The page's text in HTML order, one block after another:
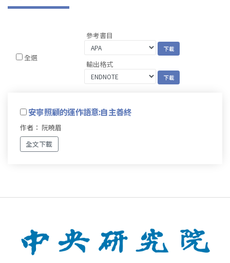
全選
參考書目
輸出格式
安寧照顧的運作語意:自主善終
作者： 阮曉眉
全文下載